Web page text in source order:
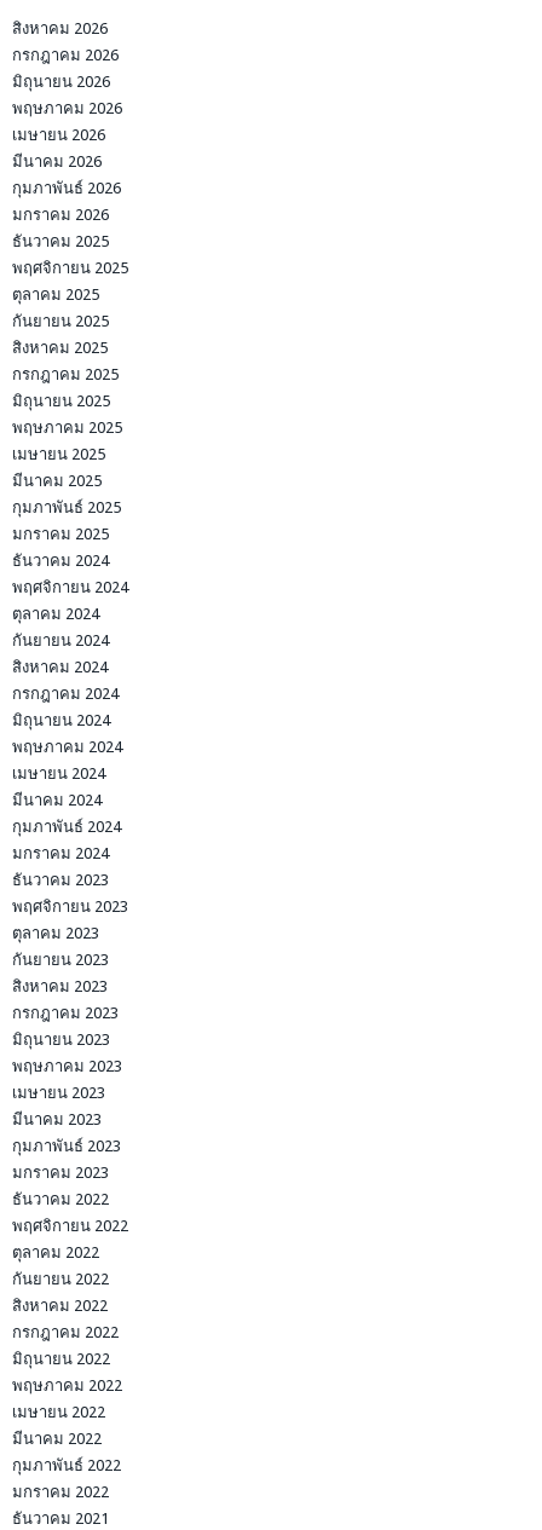
สิงหาคม 2026
กรกฎาคม 2026
มิถุนายน 2026
พฤษภาคม 2026
เมษายน 2026
มีนาคม 2026
กุมภาพันธ์ 2026
มกราคม 2026
ธันวาคม 2025
พฤศจิกายน 2025
ตุลาคม 2025
กันยายน 2025
สิงหาคม 2025
กรกฎาคม 2025
มิถุนายน 2025
พฤษภาคม 2025
เมษายน 2025
มีนาคม 2025
กุมภาพันธ์ 2025
มกราคม 2025
ธันวาคม 2024
พฤศจิกายน 2024
ตุลาคม 2024
กันยายน 2024
สิงหาคม 2024
กรกฎาคม 2024
มิถุนายน 2024
พฤษภาคม 2024
เมษายน 2024
มีนาคม 2024
กุมภาพันธ์ 2024
มกราคม 2024
ธันวาคม 2023
พฤศจิกายน 2023
ตุลาคม 2023
กันยายน 2023
สิงหาคม 2023
กรกฎาคม 2023
มิถุนายน 2023
พฤษภาคม 2023
เมษายน 2023
มีนาคม 2023
กุมภาพันธ์ 2023
มกราคม 2023
ธันวาคม 2022
พฤศจิกายน 2022
ตุลาคม 2022
กันยายน 2022
สิงหาคม 2022
กรกฎาคม 2022
มิถุนายน 2022
พฤษภาคม 2022
เมษายน 2022
มีนาคม 2022
กุมภาพันธ์ 2022
มกราคม 2022
ธันวาคม 2021